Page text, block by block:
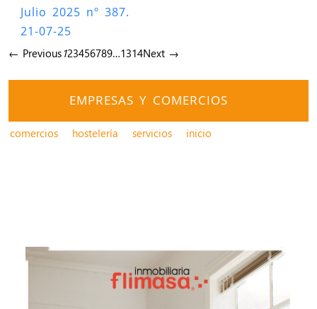
Julio 2025 nº 387.
21-07-25
← Previous123456789…1314Next →
EMPRESAS Y COMERCIOS
comercios hostelería servicios inicio